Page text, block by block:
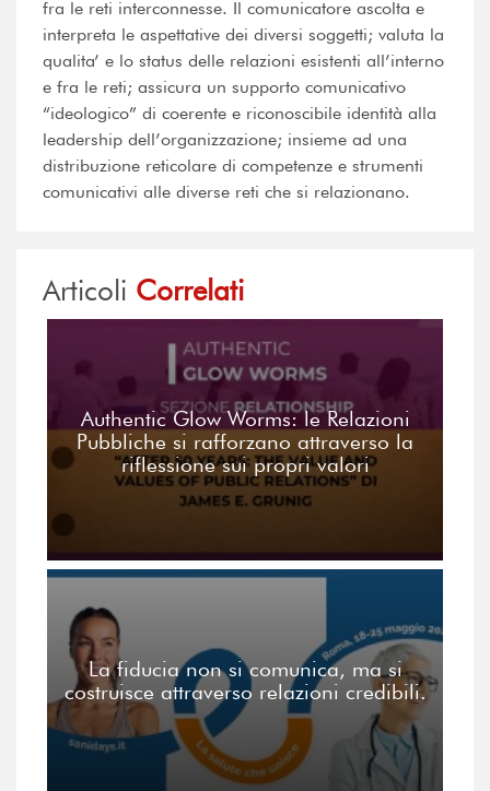
fra le reti interconnesse. Il comunicatore ascolta e
interpreta le aspettative dei diversi soggetti; valuta la
qualita’ e lo status delle relazioni esistenti all’interno
e fra le reti; assicura un supporto comunicativo
“ideologico” di coerente e riconoscibile identità alla
leadership dell’organizzazione; insieme ad una
distribuzione reticolare di competenze e strumenti
comunicativi alle diverse reti che si relazionano.
Articoli Correlati
Authentic Glow Worms: le Relazioni
Pubbliche si rafforzano attraverso la
riflessione sui propri valori
La fiducia non si comunica, ma si
costruisce attraverso relazioni credibili.